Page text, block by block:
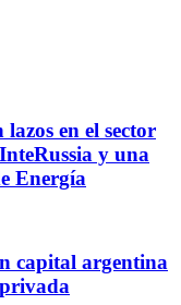
en el sector
y una
Energía
capital argentina